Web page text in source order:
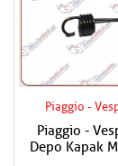
Piaggio -
Piaggio -
Depo Kapak